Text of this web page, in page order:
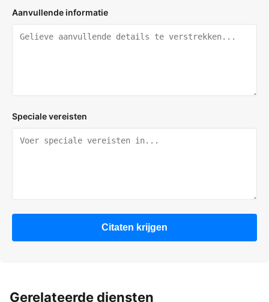
Aanvullende informatie
Speciale vereisten
Citaten krijgen
Gerelateerde diensten